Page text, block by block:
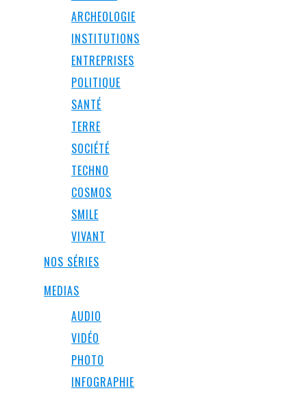
ARCHEOLOGIE
INSTITUTIONS
ENTREPRISES
POLITIQUE
SANTÉ
TERRE
SOCIÉTÉ
TECHNO
COSMOS
SMILE
VIVANT
NOS SÉRIES
MEDIAS
AUDIO
VIDÉO
PHOTO
INFOGRAPHIE